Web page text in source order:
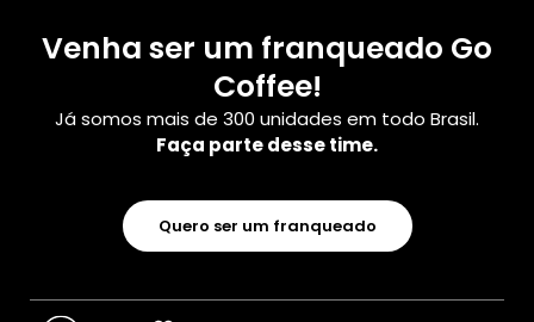
Venha ser um franqueado Go
Coffee!
Já somos mais de 300 unidades em todo Brasil.
Faça parte desse time.
Quero ser um franqueado